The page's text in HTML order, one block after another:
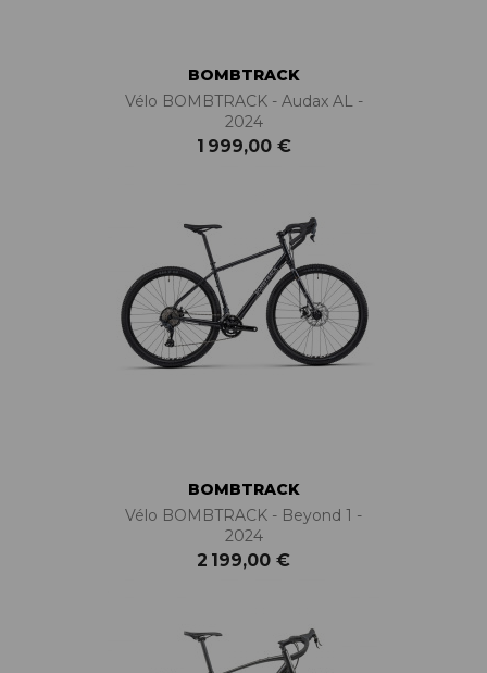
BOMBTRACK
Vélo BOMBTRACK - Audax AL -
2024
1 999,00 €
BOMBTRACK
Vélo BOMBTRACK - Beyond 1 -
2024
2 199,00 €